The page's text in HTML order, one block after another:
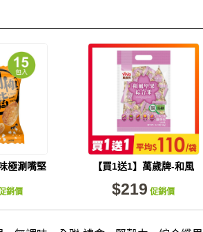
極涮嘴堅
)
銷價
【買1送1】萬歲牌-和風
堅果綜合果(144g)
$219 促銷價